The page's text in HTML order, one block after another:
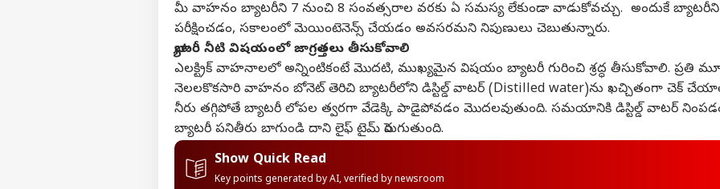
మీ వాహనం బ్యాటరీని 7 నుంచి 8 సంవత్సరాల వరకు ఏ సమస్య లేకుండా వాడుకోవచ్చు. అందుకే బ్యాటరీని
పరీక్షించడం, సకాలంలో మెయింటెనెన్స్ చేయడం అవసరమని నిపుణులు చెబుతున్నారు.
బ్యాటరీ నీటి విషయంలో జాగ్రత్తలు తీసుకోవాలి
ఎలక్ట్రిక్ వాహనాలలో అన్నింటికంటే మొదటి, ముఖ్యమైన విషయం బ్యాటరీ గురించి శ్రద్ధ తీసుకోవాలి. ప్రతి
నెలలకొకసారి వాహనం బోనెట్ తెరిచి బ్యాటరీలోని డిస్టిల్డ్ వాటర్ (Distilled water)ను ఖచ్చితంగా చెక్
నీరు తగ్గిపోతే బ్యాటరీ లోపల త్వరగా వేడెక్కి పాడైపోవడం మొదలవుతుంది. సమయానికి డిస్టిల్డ్ వాటర్
బ్యాటరీ పనితీరు బాగుండి దాని లైఫ్ టైమ్ పెరుగుతుంది.
Show Quick Read
Key points generated by AI, verified by newsroom